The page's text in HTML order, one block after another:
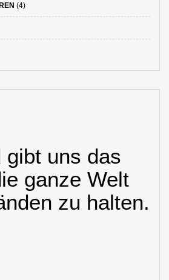
(4)
gibt uns das
ganze Welt
zu halten.